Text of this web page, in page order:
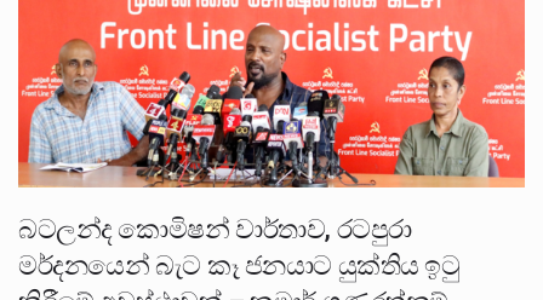
බටලන්ද කොමිෂන් වාර්තාව, රටපුරා
මර්දනයෙන් බැට කෑ ජනයාට යුක්තිය ඉටු